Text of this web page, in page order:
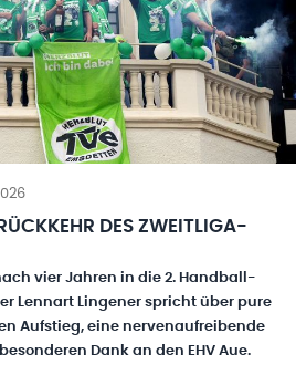
DES ZWEITLIGA-
vier Jahren in die 2. Handball-
Lennart Lingener spricht über pure
Aufstieg, eine nervenaufreibende
Dank an den EHV Aue.